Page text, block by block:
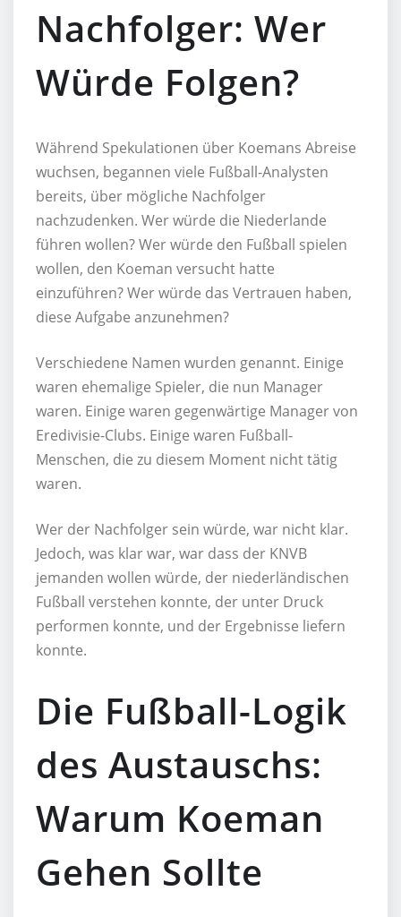
Nachfolger: Wer
Würde Folgen?
Während Spekulationen über Koemans Abreise
wuchsen, begannen viele Fußball-Analysten
bereits, über mögliche Nachfolger
nachzudenken. Wer würde die Niederlande
führen wollen? Wer würde den Fußball spielen
wollen, den Koeman versucht hatte
einzuführen? Wer würde das Vertrauen haben,
diese Aufgabe anzunehmen?
Verschiedene Namen wurden genannt. Einige
waren ehemalige Spieler, die nun Manager
waren. Einige waren gegenwärtige Manager von
Eredivisie-Clubs. Einige waren Fußball-
Menschen, die zu diesem Moment nicht tätig
waren.
Wer der Nachfolger sein würde, war nicht klar.
Jedoch, was klar war, war dass der KNVB
jemanden wollen würde, der niederländischen
Fußball verstehen konnte, der unter Druck
performen konnte, und der Ergebnisse liefern
konnte.
Die Fußball-Logik
des Austauschs:
Warum Koeman
Gehen Sollte